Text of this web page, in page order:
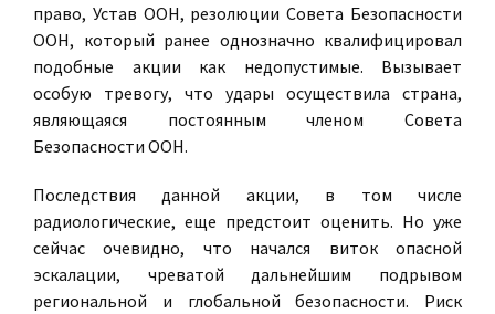
право, Устав ООН, резолюции Совета Безопасности
ООН, который ранее однозначно квалифицировал
подобные акции как недопустимые. Вызывает
особую тревогу, что удары осуществила страна,
являющаяся постоянным членом Совета
Безопасности ООН.
Последствия данной акции, в том числе
радиологические, еще предстоит оценить. Но уже
сейчас очевидно, что начался виток опасной
эскалации, чреватой дальнейшим подрывом
региональной и глобальной безопасности. Риск